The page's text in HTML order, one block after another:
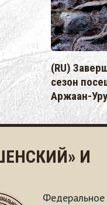
(RU)
сезон
Аржаан-Уру
И
Федеральное